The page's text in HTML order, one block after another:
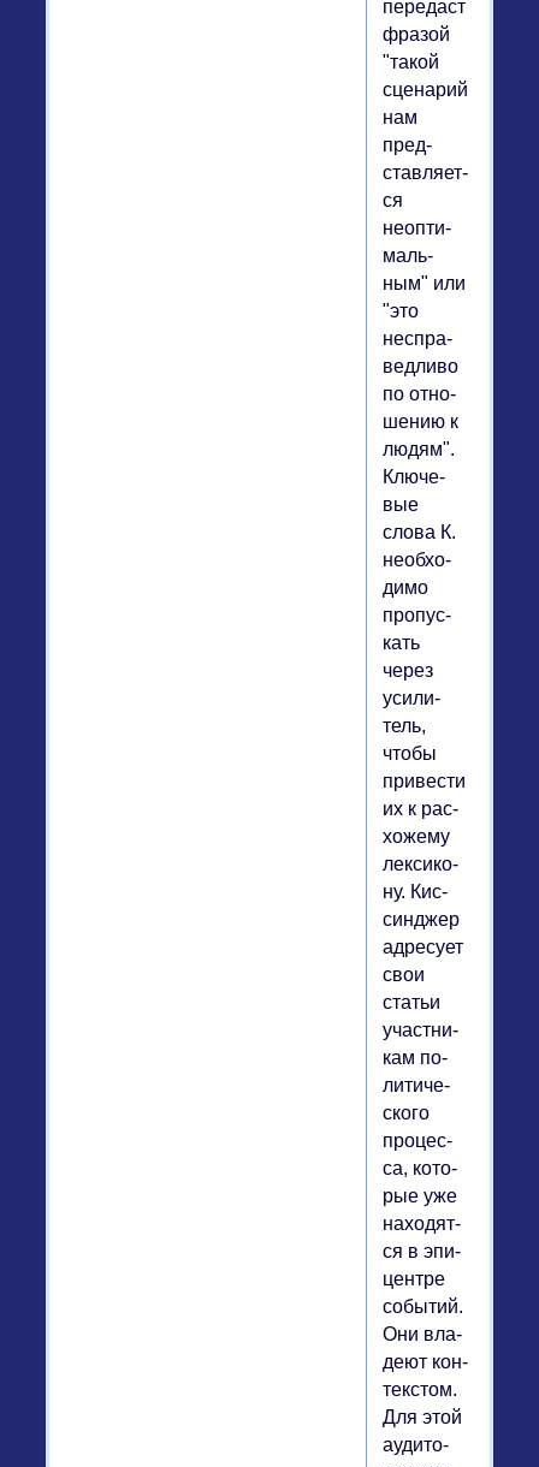
пе­ре­даст
фразой
"такой
сце­на­рий
нам
пред­
став­ля­ет­
ся
неопти­
маль­
ным" или
"это
неспра­
вед­ли­во
по от­но­
ше­нию к
людям".
Клю­че­
вые
слова К.
необ­хо­
ди­мо
про­пус­
кать
через
уси­ли­
тель,
чтобы
при­ве­сти
их к рас­
хо­же­му
лек­си­ко­
ну. Кис­
син­джер
ад­ре­су­ет
свои
статьи
участ­ни­
кам по­
ли­ти­че­
ско­го
про­цес­
са, ко­то­
рые уже
на­хо­дят­
ся в эпи­
цен­тре
со­бы­тий.
Они вла­
де­ют кон­
тек­стом.
Для этой
ауди­то­